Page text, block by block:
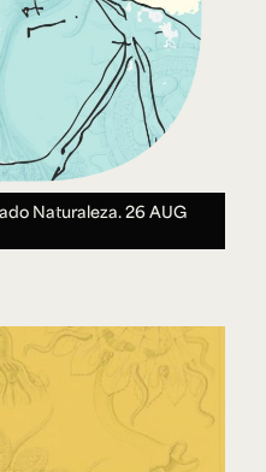
Naturaleza.26 AUG